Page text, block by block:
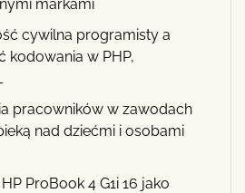
markami
cywilna programisty a
kodowania w PHP,
pracowników w zawodach
nad dziećmi i osobami
ProBook 4 G1i 16 jako